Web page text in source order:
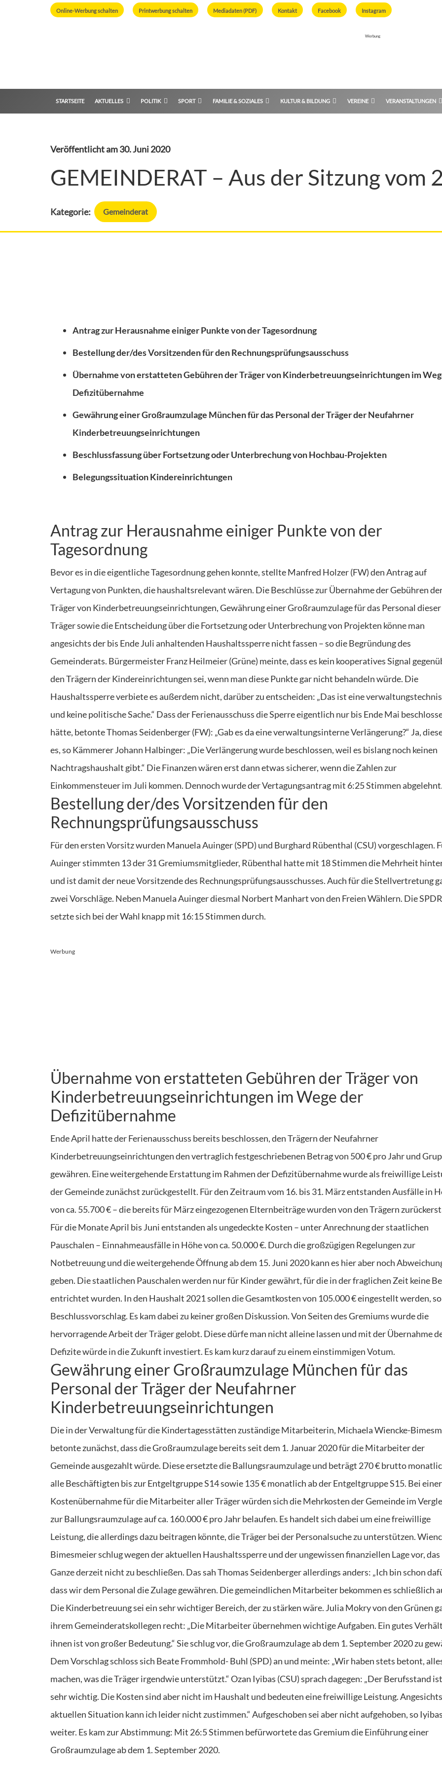
Online-Werbung schalten Printwerbung schalten Mediadaten (PDF) Kontakt Facebook Instagram
Werbung
STARTSEITE AKTUELLES POLITIK SPORT FAMILIE & SOZIALES KULTUR & BILDUNG VEREINE VERANSTALTUNGEN
Veröffentlicht am30. Juni 2020
GEMEINDERAT – Aus der Sitzung vom
Kategorie: Gemeinderat
Antrag zur Herausnahme einiger Punkte von der Tagesordnung
Bestellung der/des Vorsitzenden für den Rechnungsprüfungsausschuss
Übernahme von erstatteten Gebühren der Träger von Kinderbetreuungseinrichtungen im
Defizitübernahme
Gewährung einer Großraumzulage München für das Personal der Träger der Neufahrner
Kinderbetreuungseinrichtungen
Beschlussfassung über Fortsetzung oder Unterbrechung von Hochbau-Projekten
Belegungssituation Kindereinrichtungen
Antrag zur Herausnahme einiger Punkte von der
Tagesordnung
Bevor es in die eigentliche Tagesordnung gehen konnte, stellte Manfred Holzer (FW) den Antrag auf
Vertagung von Punkten, die haushaltsrelevant wären. Die Beschlüsse zur Übernahme der Gebühren
Träger von Kinderbetreuungseinrichtungen, Gewährung einer Großraumzulage für das Personal dieser
Träger sowie die Entscheidung über die Fortsetzung oder Unterbrechung von Projekten könne man
angesichts der bis Ende Juli anhaltenden Haushaltssperre nicht fassen – so die Begründung des
Gemeinderats. Bürgermeister Franz Heilmeier (Grüne) meinte, dass es kein kooperatives Signal
den Trägern der Kindereinrichtungen sei, wenn man diese Punkte gar nicht behandeln würde. Die
Haushaltssperre verbiete es außerdem nicht, darüber zu entscheiden: „Das ist eine
und keine politische Sache.“ Dass der Ferienausschuss die Sperre eigentlich nur bis Ende Mai
hätte, betonte Thomas Seidenberger (FW): „Gab es da eine verwaltungsinterne Verlängerung?“ Ja,
es, so Kämmerer Johann Halbinger: „Die Verlängerung wurde beschlossen, weil es bislang noch keinen
Nachtragshaushalt gibt.“ Die Finanzen wären erst dann etwas sicherer, wenn die Zahlen zur
Einkommensteuer im Juli kommen. Dennoch wurde der Vertagungsantrag mit 6:25 Stimmen
Bestellung der/des Vorsitzenden für den
Rechnungsprüfungsausschuss
Für den ersten Vorsitz wurden Manuela Auinger (SPD) und Burghard Rübenthal (CSU) vorgeschlagen.
Auinger stimmten 13 der 31 Gremiumsmitglieder, Rübenthal hatte mit 18 Stimmen die Mehrheit
und ist damit der neue Vorsitzende des Rechnungsprüfungsausschusses. Auch für die Stellvertretung
zwei Vorschläge. Neben Manuela Auinger diesmal Norbert Manhart von den Freien Wählern. Die
setzte sich bei der Wahl knapp mit 16:15 Stimmen durch.
Werbung
Übernahme von erstatteten Gebühren der Träger von
Kinderbetreuungseinrichtungen im Wege der
Defizitübernahme
Ende April hatte der Ferienausschuss bereits beschlossen, den Trägern der Neufahrner
Kinderbetreuungseinrichtungen den vertraglich festgeschriebenen Betrag von 500 € pro Jahr und
gewähren. Eine weitergehende Erstattung im Rahmen der Defizitübernahme wurde als freiwillige
der Gemeinde zunächst zurückgestellt. Für den Zeitraum vom 16. bis 31. März entstanden Ausfälle in
von ca. 55.700 € – die bereits für März eingezogenen Elternbeiträge wurden von den Trägern
Für die Monate April bis Juni entstanden als ungedeckte Kosten – unter Anrechnung der staatlichen
Pauschalen – Einnahmeausfälle in Höhe von ca. 50.000 €. Durch die großzügigen Regelungen zur
Notbetreuung und die weitergehende Öffnung ab dem 15. Juni 2020 kann es hier aber noch
geben. Die staatlichen Pauschalen werden nur für Kinder gewährt, für die in der fraglichen Zeit keine
entrichtet wurden. In den Haushalt 2021 sollen die Gesamtkosten von 105.000 € eingestellt werden,
Beschlussvorschlag. Es kam dabei zu keiner großen Diskussion. Von Seiten des Gremiums wurde die
hervorragende Arbeit der Träger gelobt. Diese dürfe man nicht alleine lassen und mit der Übernahme
Defizite würde in die Zukunft investiert. Es kam kurz darauf zu einem einstimmigen Votum.
Gewährung einer Großraumzulage München für das
Personal der Träger der Neufahrner
Kinderbetreuungseinrichtungen
Die in der Verwaltung für die Kindertagesstätten zuständige Mitarbeiterin, Michaela Wiencke-
betonte zunächst, dass die Großraumzulage bereits seit dem 1. Januar 2020 für die Mitarbeiter der
Gemeinde ausgezahlt würde. Diese ersetzte die Ballungsraumzulage und beträgt 270 € brutto
alle Beschäftigten bis zur Entgeltgruppe S14 sowie 135 € monatlich ab der Entgeltgruppe S15. Bei einer
Kostenübernahme für die Mitarbeiter aller Träger würden sich die Mehrkosten der Gemeinde im
zur Ballungsraumzulage auf ca. 160.000 € pro Jahr belaufen. Es handelt sich dabei um eine freiwillige
Leistung, die allerdings dazu beitragen könnte, die Träger bei der Personalsuche zu unterstützen.
Bimesmeier schlug wegen der aktuellen Haushaltssperre und der ungewissen finanziellen Lage vor, das
Ganze derzeit nicht zu beschließen. Das sah Thomas Seidenberger allerdings anders: „Ich bin schon
dass wir dem Personal die Zulage gewähren. Die gemeindlichen Mitarbeiter bekommen es schließlich
Die Kinderbetreuung sei ein sehr wichtiger Bereich, der zu stärken wäre. Julia Mokry von den Grünen
ihrem Gemeinderatskollegen recht: „Die Mitarbeiter übernehmen wichtige Aufgaben. Ein gutes
ihnen ist von großer Bedeutung.“ Sie schlug vor, die Großraumzulage ab dem 1. September 2020 zu
Dem Vorschlag schloss sich Beate Frommhold- Buhl (SPD) an und meinte: „Wir haben stets betont,
machen, was die Träger irgendwie unterstützt.“ Ozan Iyibas (CSU) sprach dagegen: „Der Berufsstand
sehr wichtig. Die Kosten sind aber nicht im Haushalt und bedeuten eine freiwillige Leistung.
aktuellen Situation kann ich leider nicht zustimmen.“ Aufgeschoben sei aber nicht aufgehoben, so
weiter. Es kam zur Abstimmung: Mit 26:5 Stimmen befürwortete das Gremium die Einführung einer
Großraumzulage ab dem 1. September 2020.